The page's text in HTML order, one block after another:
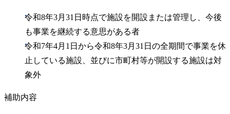
令和8年3月31日時点で施設を開設または管理し、今後
も事業を継続する意思がある者
令和7年4月1日から令和8年3月31日の全期間で事業を休
止している施設、並びに市町村等が開設する施設は対
象外
補助内容